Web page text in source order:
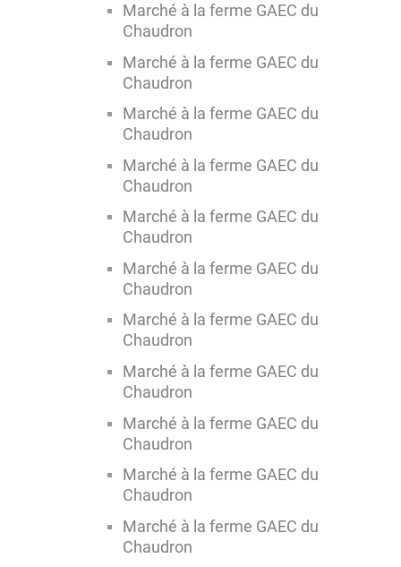
Marché à la ferme GAEC du
Chaudron
Marché à la ferme GAEC du
Chaudron
Marché à la ferme GAEC du
Chaudron
Marché à la ferme GAEC du
Chaudron
Marché à la ferme GAEC du
Chaudron
Marché à la ferme GAEC du
Chaudron
Marché à la ferme GAEC du
Chaudron
Marché à la ferme GAEC du
Chaudron
Marché à la ferme GAEC du
Chaudron
Marché à la ferme GAEC du
Chaudron
Marché à la ferme GAEC du
Chaudron